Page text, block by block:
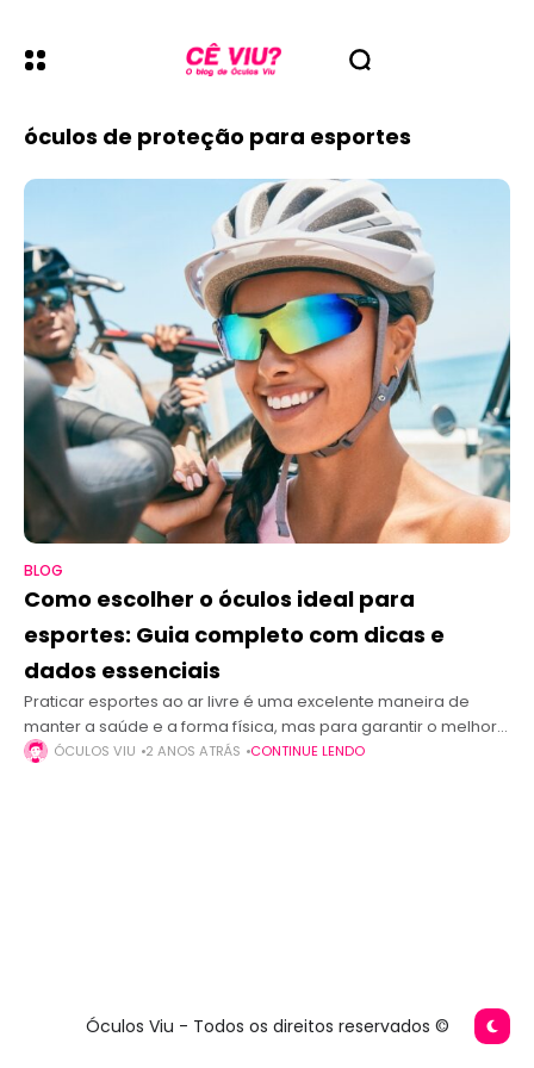
óculos de proteção para esportes
BLOG
Como escolher o óculos ideal para
esportes: Guia completo com dicas e
dados essenciais
Praticar esportes ao ar livre é uma excelente maneira de
manter a saúde e a forma física, mas para garantir o melhor
desempenho e segurança, a escolha dos óculos certos
ÓCULOS VIU 2 ANOS ATRÁS CONTINUE LENDO
Óculos Viu - Todos os direitos reservados ©